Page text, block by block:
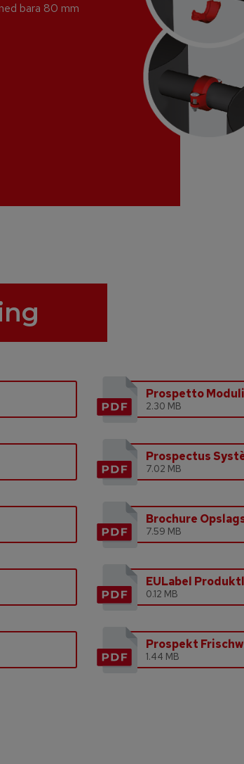
bara 80 mm
Prospetto
2.30 MB
Prospectus
7.02 MB
Brochure
7.59 MB
EULabel
0.12 MB
Prospekt
1.44 MB